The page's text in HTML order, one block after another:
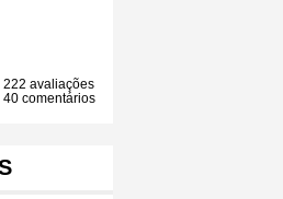
222 avaliações
40 comentários